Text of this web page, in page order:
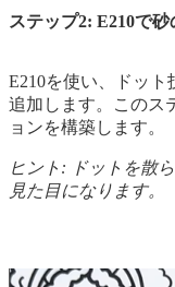
ステップ2: E210で
E210を使い、ドッ
追加します。このス
ョンを構築します。
ヒント: ドットを散
見た目になります。